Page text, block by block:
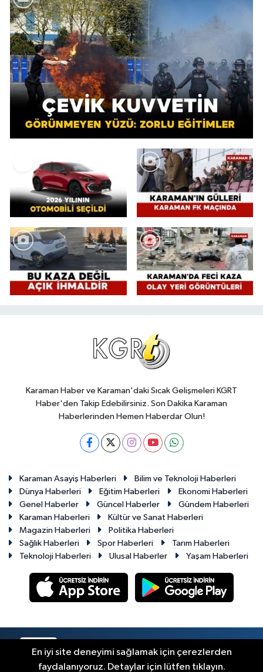
Karaman Haber ve Karaman'daki Sıcak Gelişmeleri KGRT
Haber'den Takip Edebilirsiniz. Son Dakika Karaman
Haberlerinden Hemen Haberdar Olun!
Karaman Asayiş Haberleri
Bilim ve Teknoloji Haberleri
Dünya Haberleri
Eğitim Haberleri
Ekonomi Haberleri
Genel Haberler
Güncel Haberler
Gündem Haberleri
Karaman Haberleri
Kültür ve Sanat Haberleri
Magazin Haberleri
Politika Haberleri
Sağlık Haberleri
Spor Haberleri
Tarım Haberleri
Teknoloji Haberleri
Ulusal Haberler Yaşam Haberleri
En iyi site deneyimi sağlamak için çerezlerden
faydalanıyoruz. Detaylar için lütfen tıklayın.